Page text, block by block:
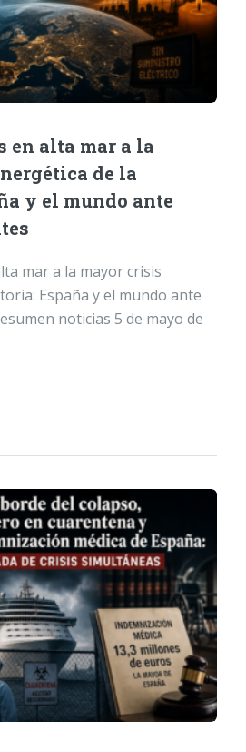
en alta mar a la
de la
y el mundo ante
mar a la mayor crisis
España y el mundo ante
noticias 5 de mayo de